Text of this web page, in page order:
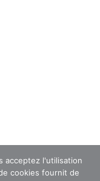
acceptez l'utilisation
cookies fournit de